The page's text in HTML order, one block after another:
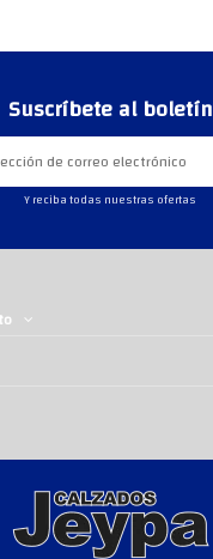
Suscríbete al boletín
Y reciba todas nuestras ofertas